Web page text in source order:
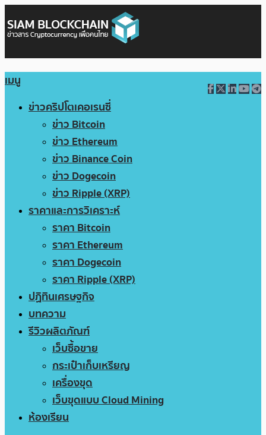
เมนู
ข่าวคริปโตเคอเรนซี่
ข่าว Bitcoin
ข่าว Ethereum
ข่าว Binance Coin
ข่าว Dogecoin
ข่าว Ripple (XRP)
ราคาและการวิเคราะห์
ราคา Bitcoin
ราคา Ethereum
ราคา Dogecoin
ราคา Ripple (XRP)
ปฏิทินเศรษฐกิจ
บทความ
รีวิวผลิตภัณฑ์
เว็บซื้อขาย
กระเป๋าเก็บเหรียญ
เครื่องขุด
เว็บขุดแบบ Cloud Mining
ห้องเรียน